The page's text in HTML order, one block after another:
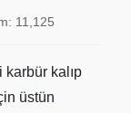
11,125
kalıp
üstün